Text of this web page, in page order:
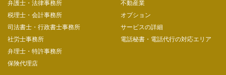
弁護士・法律事務所
税理士・会計事務所
司法書士・行政書士事務所
社労士事務所
弁理士・特許事務所
保険代理店
不動産業
オプション
サービスの詳細
電話秘書・電話代行の対応エリア